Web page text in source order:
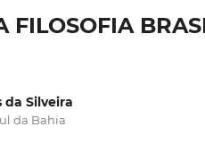
FILOSOFIA
da Silveira
da Bahia